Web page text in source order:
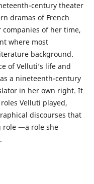
century theater
dramas of French
of her time,
where most
background.
of Velluti’s life and
a nineteenth-century
in her own right. It
Velluti played,
discourses that
role —a role she